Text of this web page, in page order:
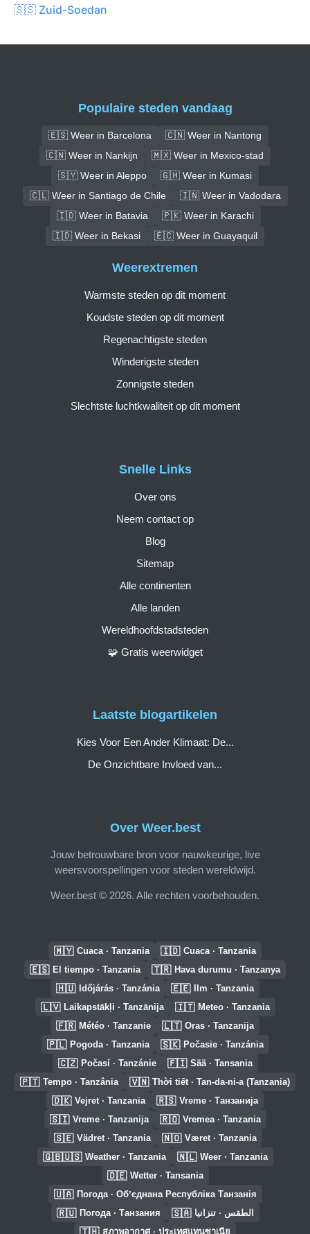
🇸🇸 Zuid-Soedan
Populaire steden vandaag
🇪🇸 Weer in Barcelona
🇨🇳 Weer in Nantong
🇨🇳 Weer in Nankijn
🇲🇽 Weer in Mexico-stad
🇸🇾 Weer in Aleppo
🇬🇭 Weer in Kumasi
🇨🇱 Weer in Santiago de Chile
🇮🇳 Weer in Vadodara
🇮🇩 Weer in Batavia
🇵🇰 Weer in Karachi
🇮🇩 Weer in Bekasi
🇪🇨 Weer in Guayaquil
Over Weer.best
Jouw betrouwbare bron voor nauwkeurige, live
weersvoorspellingen voor steden wereldwijd.
Weer.best © 2026. Alle rechten voorbehouden.
Snelle Links
Over ons
Neem contact op
Blog
Sitemap
Alle continenten
Alle landen
Wereldhoofdstadsteden
🧩 Gratis weerwidget
Weerextremen
Warmste steden op dit moment
Koudste steden op dit moment
Regenachtigste steden
Winderigste steden
Zonnigste steden
Slechtste luchtkwaliteit op dit moment
Laatste blogartikelen
Kies Voor Een Ander Klimaat: De...
De Onzichtbare Invloed van...
🇲🇾 Cuaca · Tanzania 🇮🇩 Cuaca · Tanzania
🇪🇸 El tiempo · Tanzania 🇹🇷 Hava durumu · Tanzanya
🇭🇺 Időjárás · Tanzánia 🇪🇪 Ilm · Tanzania
🇱🇻 Laikapstākļi · Tanzānija 🇮🇹 Meteo · Tanzania
🇫🇷 Météo · Tanzanie 🇱🇹 Oras · Tanzanija
🇵🇱 Pogoda · Tanzania 🇸🇰 Počasie · Tanzánia
🇨🇿 Počasí · Tanzánie 🇫🇮 Sää · Tansania
🇵🇹 Tempo · Tanzânia 🇻🇳 Thời tiết · Tan-da-ni-a (Tanzania)
🇩🇰 Vejret · Tanzania 🇷🇸 Vreme · Танзанија
🇸🇮 Vreme · Tanzanija 🇷🇴 Vremea · Tanzania
🇸🇪 Vädret · Tanzania 🇳🇴 Været · Tanzania
🇬🇧🇺🇸 Weather · Tanzania 🇳🇱 Weer · Tanzania
🇩🇪 Wetter · Tansania
🇺🇦 Погода · Обʼєднана Республіка Танзанія
🇷🇺 Погода · Танзания 🇸🇦 الطقس · تنزانيا
🇹🇭 สภาพอากาศ · ประเทศแทนซาเนีย